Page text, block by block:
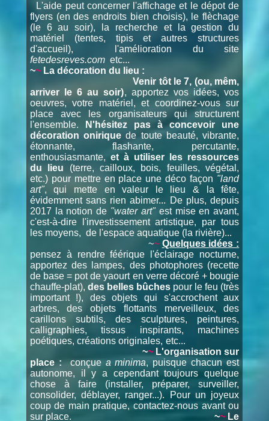
L'aide peut concerner l'affichage et le dépot de
flyers (en des endroits bien choisis), le flèchage
(le 6 au soir), la recherche et la gestion du
matériel (tentes, tipis et autres structures
d'accueil), l'amélioration du site
fetedesreves.cometc...
~~La décoration du lieu :
Venir tôt le 7, (ou, mêm,
arriver le 6 au soir), apportez vos idées, vos
oeuvres, votre matériel, et coordinez-vous sur
place avec les organisateurs qui structurent
l'ensemble.
N'hésitez pas à concevoir une
décoration onirique de toute beauté, vibrante,
étonnante, flashante, percutante,
enthousiasmante, et à utiliser les ressources
du lieu (terre, cailloux, bois, feuilles, végétal,
etc.) pour mettre en place une déco façon "land
art", qui mette en valeur le lieu & la fête,
évidemment sans rien abimer... De plus, depuis
2017 la notion de "water art"est mise en avant,
c'est-à-dire l'investissement artistique, par tous
les moyens, de l'espace aquatique (la rivière)...
~~ Quelques idées :
pensez à rendre féérique l'éclairage nocturne,
apportez des lampes, des photophores (recette
de base = pot de yaourt en verre décoré + bougie
chauffe-plat), des belles bûches pour le feu (très
important !), des objets qui s'accrochent aux
arbres, des objets flottants merveilleux, des
carillons subtils, des sculptures, peintures,
calligraphies, tissus inspirants, machines
poétiques, créations originales, etc...
~~L'organisation sur
place :conçue a minima, puisque chacun est
autonome, il y a cependant toujours quelque
chose à faire (installer, préparer, surveiller,
consolider, déblayer, ranger...). Pour un joyeux
coup de main pratique, contactez-nous avant ou
sur place. ~~Le